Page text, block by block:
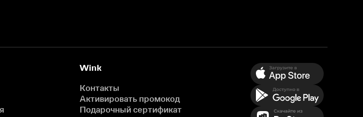
Wink
Контакты
Активировать промокод
Подарочный сертификат